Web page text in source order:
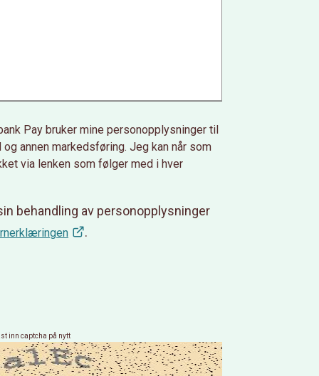
Pay bruker mine personopplysninger til
annen markedsføring. Jeg kan når som
via lenken som følger med i hver
behandling av personopplysninger
.
inn captcha på nytt